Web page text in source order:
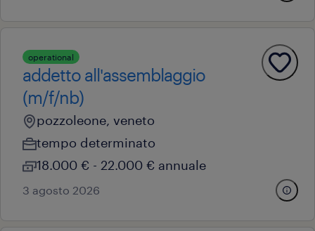
operational
addetto all'assemblaggio
(m/f/nb)
pozzoleone, veneto
tempo determinato
18.000 € - 22.000 € annuale
3 agosto 2026